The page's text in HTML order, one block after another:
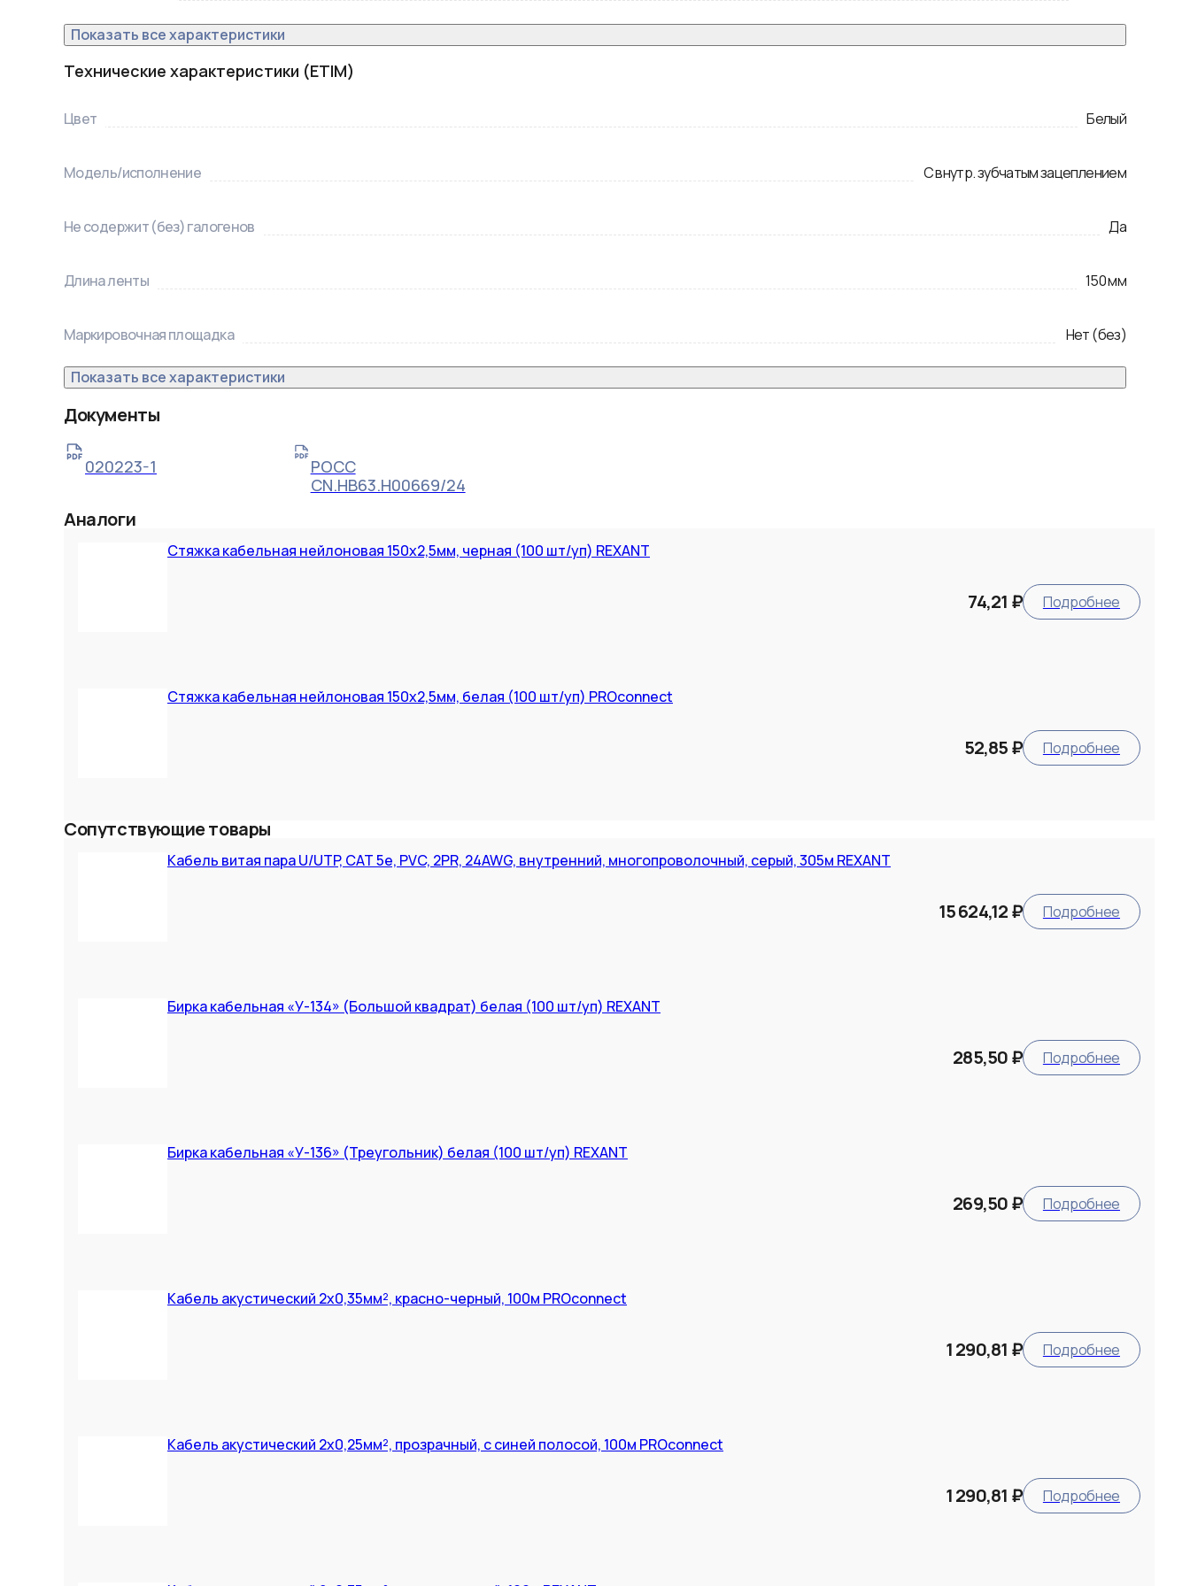
Показать все характеристики
Технические характеристики (ETIM)
Цвет Белый
Модель/исполнение С внутр. зубчатым зацеплением
Не содержит (без) галогенов Да
Длина ленты 150мм
Маркировочная площадка Нет (без)
Показать все характеристики
Документы
020223-1
РОСС
CN.НВ63.Н00669/24
Аналоги
Стяжка кабельная нейлоновая 150x2,5мм, черная (100 шт/уп) REXANT
74,21 ₽ Подробнее
Стяжка кабельная нейлоновая 150x2,5мм, белая (100 шт/уп) PROconnect
52,85 ₽ Подробнее
Сопутствующие товары
Кабель витая пара U/UTP, CAT 5e, PVC, 2PR, 24AWG, внутренний, многопроволочный, серый, 305м REXANT
15 624,12 ₽ Подробнее
Бирка кабельная «У-134» (Большой квадрат) белая (100 шт/уп) REXANT
285,50 ₽ Подробнее
Бирка кабельная «У-136» (Треугольник) белая (100 шт/уп) REXANT
269,50 ₽ Подробнее
Кабель акустический 2х0,35мм², красно-черный, 100м PROconnect
1 290,81 ₽ Подробнее
Кабель акустический 2х0,25мм², прозрачный, с синей полосой, 100м PROconnect
1 290,81 ₽ Подробнее